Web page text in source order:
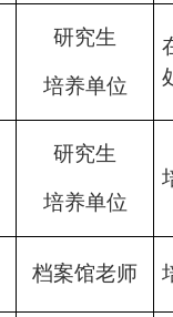
研究生
培养单位
研究生
培养单位
档案馆老师